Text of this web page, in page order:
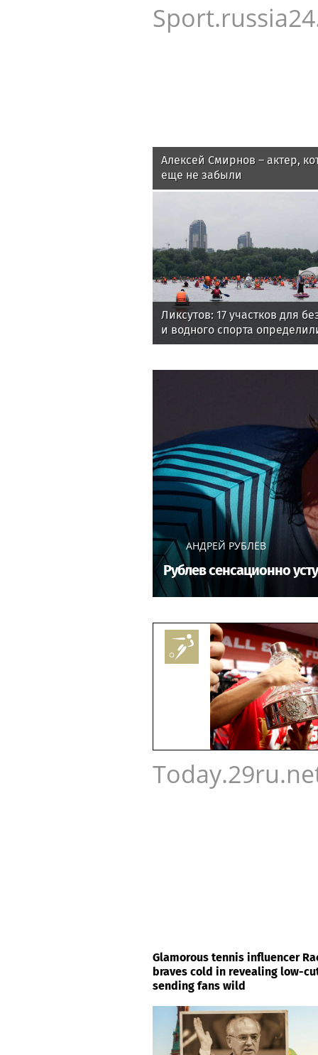
Алексей Смирнов – актер,
еще не забыли
Ликсутов: 17 участков для
и водного спорта
АНДРЕЙ РУБЛЁВ
Рублев сенсационно
Glamorous tennis influencer
braves cold in revealing low-
sending fans wild